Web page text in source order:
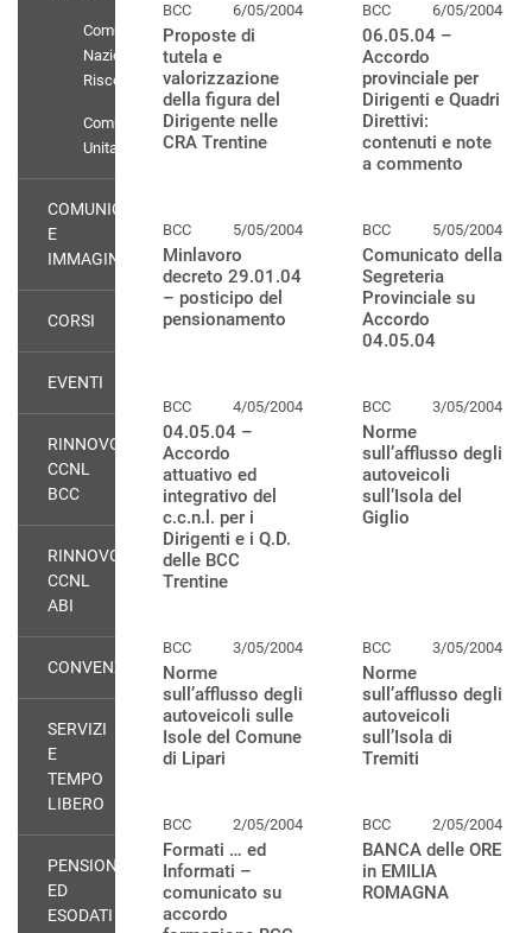
Comunicati
Nazionali
Riscossione
Comunicato
Unitario
COMUNICAZIONE
E
IMMAGINE
CORSI
EVENTI
RINNOVO
CCNL
BCC
RINNOVO
CCNL
ABI
CONVENZIONI
SERVIZI
E
TEMPO
LIBERO
PENSIONATI
ED
ESODATI
BCC 6/05/2004
Proposte di
tutela e
valorizzazione
della figura del
Dirigente nelle
CRA Trentine
BCC 6/05/2004
06.05.04 –
Accordo
provinciale per
Dirigenti e Quadri
Direttivi:
contenuti e note
a commento
BCC 5/05/2004
Minlavoro
decreto 29.01.04
– posticipo del
pensionamento
BCC 5/05/2004
Comunicato della
Segreteria
Provinciale su
Accordo
04.05.04
BCC 4/05/2004
04.05.04 –
Accordo
attuativo ed
integrativo del
c.c.n.l. per i
Dirigenti e i Q.D.
delle BCC
Trentine
BCC 3/05/2004
Norme
sull’afflusso degli
autoveicoli
sull’Isola del
Giglio
BCC 3/05/2004
Norme
sull’afflusso degli
autoveicoli sulle
Isole del Comune
di Lipari
BCC 3/05/2004
Norme
sull’afflusso degli
autoveicoli
sull’Isola di
Tremiti
BCC 2/05/2004
Formati … ed
Informati –
comunicato su
accordo
BCC 2/05/2004
BANCA delle ORE
in EMILIA
ROMAGNA